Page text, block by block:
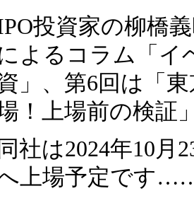
ご視聴いただけ
週刊レポート
ットの極意』
イベント投資
投資家の柳橋